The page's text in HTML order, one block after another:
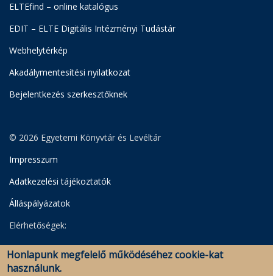
ELTEfind – online katalógus
EDIT – ELTE Digitális Intézményi Tudástár
Webhelytérkép
Akadálymentesítési nyilatkozat
Bejelentkezés szerkesztőknek
© 2026 Egyetemi Könyvtár és Levéltár
Impresszum
Adatkezelési tájékoztatók
Álláspályázatok
Elérhetőségek:
Egyetemi Könyvtár
Levéltár
Honlapunk megfelelő működéséhez cookie-kat
használunk.